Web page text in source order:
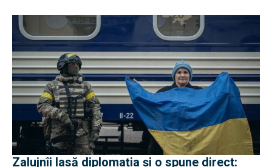
Zalujnîi lasă diplomația și o spune direct: